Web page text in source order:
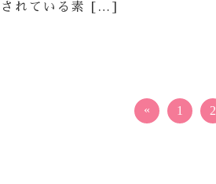
されている素 […]
« 1 2